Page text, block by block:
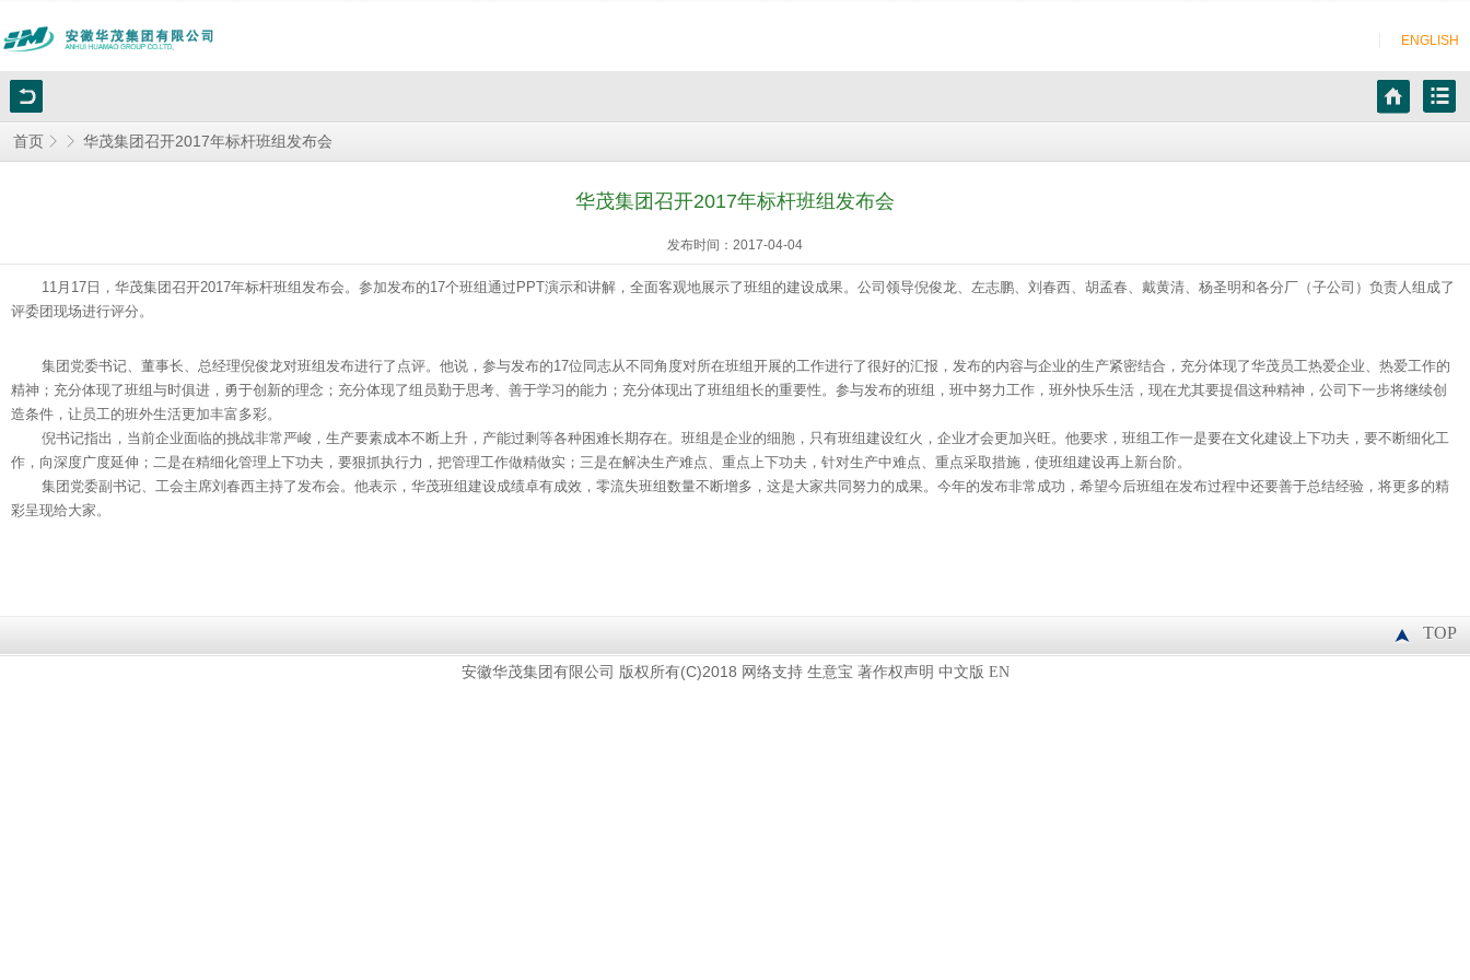
ENGLISH
首页 华茂集团召开2017年标杆班组发布会
华茂集团召开2017年标杆班组发布会
发布时间：2017-04-04
11月17日，华茂集团召开2017年标杆班组发布会。参加发布的17个班组通过PPT演示和讲解，全面客观地展示了班组的建设成果。公司领导倪俊龙、左志鹏、刘春西、胡孟春、戴黄清、杨圣明和各分厂（子公司）负责人组成了
评委团现场进行评分。
集团党委书记、董事长、总经理倪俊龙对班组发布进行了点评。他说，参与发布的17位同志从不同角度对所在班组开展的工作进行了很好的汇报，发布的内容与企业的生产紧密结合，充分体现了华茂员工热爱企业、热爱工作的
精神；充分体现了班组与时俱进，勇于创新的理念；充分体现了组员勤于思考、善于学习的能力；充分体现出了班组组长的重要性。参与发布的班组，班中努力工作，班外快乐生活，现在尤其要提倡这种精神，公司下一步将继续创
造条件，让员工的班外生活更加丰富多彩。
倪书记指出，当前企业面临的挑战非常严峻，生产要素成本不断上升，产能过剩等各种困难长期存在。班组是企业的细胞，只有班组建设红火，企业才会更加兴旺。他要求，班组工作一是要在文化建设上下功夫，要不断细化工
作，向深度广度延伸；二是在精细化管理上下功夫，要狠抓执行力，把管理工作做精做实；三是在解决生产难点、重点上下功夫，针对生产中难点、重点采取措施，使班组建设再上新台阶。
集团党委副书记、工会主席刘春西主持了发布会。他表示，华茂班组建设成绩卓有成效，零流失班组数量不断增多，这是大家共同努力的成果。今年的发布非常成功，希望今后班组在发布过程中还要善于总结经验，将更多的精
彩呈现给大家。
TOP
安徽华茂集团有限公司 版权所有(C)2018 网络支持 生意宝 著作权声明 中文版 EN